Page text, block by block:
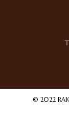
© 2022